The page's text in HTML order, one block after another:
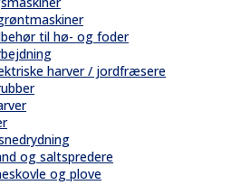
til hø- og foder
harver / jordfræsere
og saltspredere
og plove